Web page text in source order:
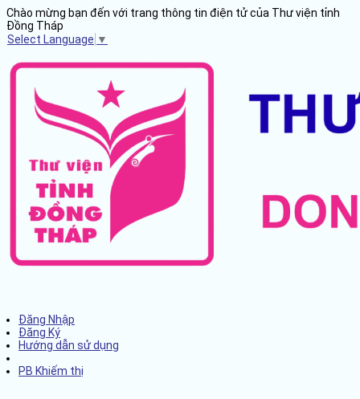
Chào mừng bạn đến với trang thông tin điện tử của Thư viện tỉnh
Đồng Tháp
Select Language ▼
Đăng Nhập
Đăng Ký
Hướng dẫn sử dụng
PB Khiếm thị